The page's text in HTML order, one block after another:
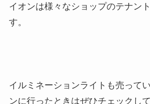
イオンは様々なショップのテナン
す。
イルミネーションライトも売って
ンに行ったときはぜひチェックし